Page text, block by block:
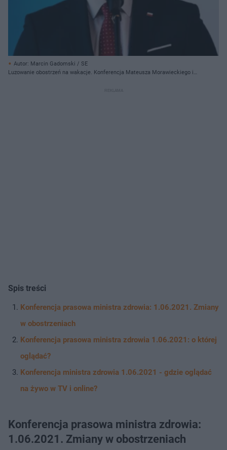
Autor: Marcin Gadomski / SE
Luzowanie obostrzeń na wakacje. Konferencja Mateusza Morawieckiego i
Spis treści
Konferencja prasowa ministra zdrowia: 1.06.2021. Zmiany
w obostrzeniach
Konferencja prasowa ministra zdrowia 1.06.2021: o której
oglądać?
Konferencja ministra zdrowia 1.06.2021 - gdzie oglądać
na żywo w TV i online?
Konferencja prasowa ministra zdrowia:
1.06.2021. Zmiany w obostrzeniach